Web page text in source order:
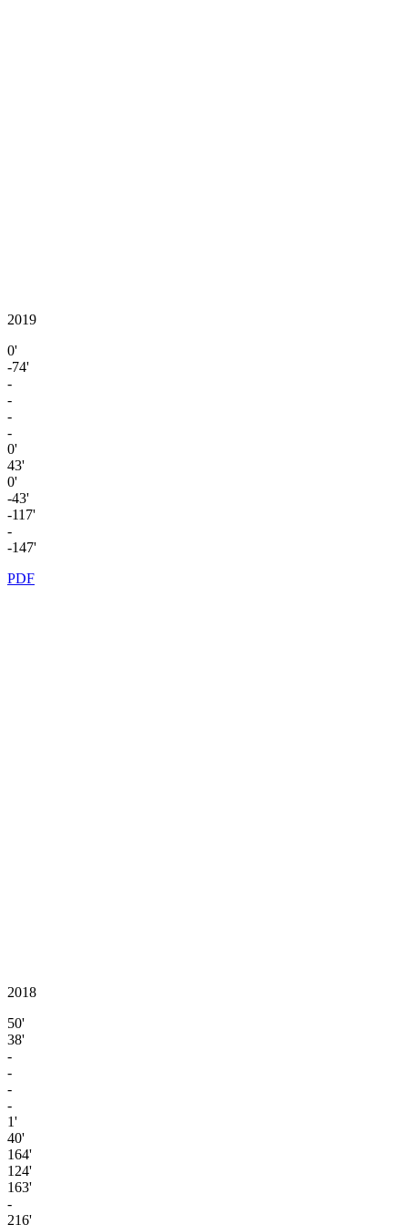
2019
0'
-74'
-
-
-
-
0'
43'
0'
-43'
-117'
-
-147'
PDF
2018
50'
38'
-
-
-
-
1'
40'
164'
124'
163'
-
216'